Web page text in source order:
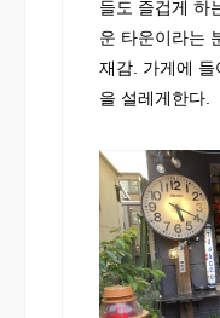
들도 즐겁게 하
운 타운이라는
재감. 가게에
을 설레게한다.